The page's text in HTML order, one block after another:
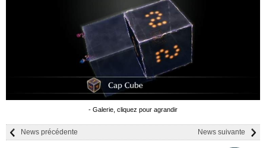
- Galerie, cliquez pour agrandir
News suivante
News précédente